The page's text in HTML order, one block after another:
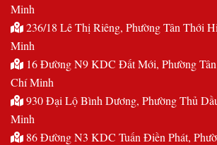
Minh
236/18 Lê Thị Riêng, Phường Tân Thới
Minh
16 Đường N9 KDC Đất Mới, Phường
Chí Minh
930 Đại Lộ Bình Dương, Phường Thủ
Minh
86 Đường N3 KDC Tuấn Điền Phát,